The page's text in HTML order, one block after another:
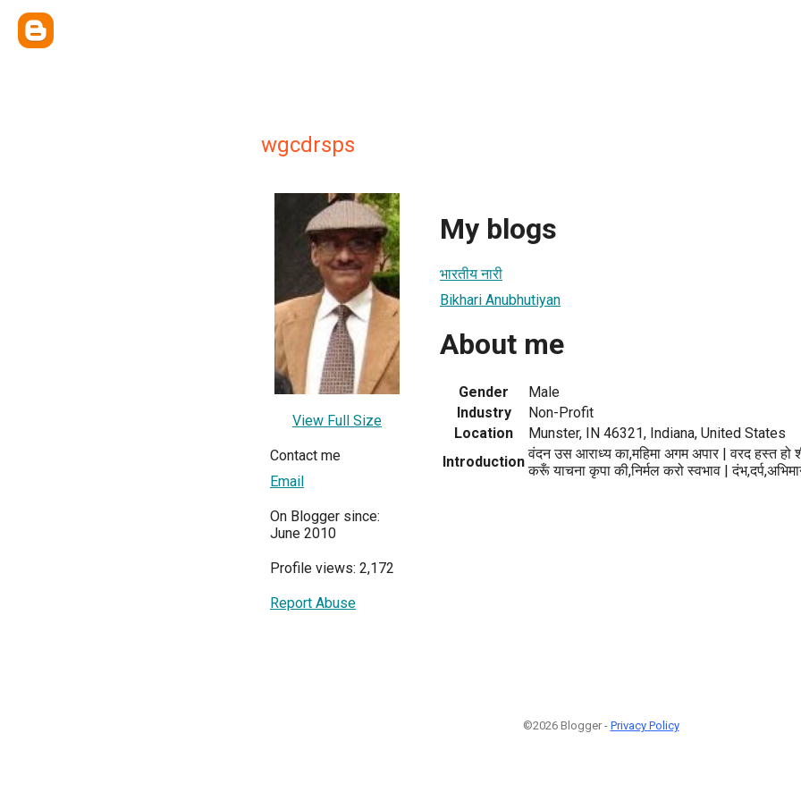
wgcdrsps
View Full Size
Contact me
Email
On Blogger since:
June 2010
Profile views: 2,172
Report Abuse
My blogs
भारतीय नारी
Bikhari Anubhutiyan
About me
Gender
Male
Industry
Non-Profit
Location
Munster, IN 46321, Indiana, United States
Introduction वंदन उस आराध्य का,महिमा अगम अपार | वरद हस्त हो
करूँ याचना कृपा की,निर्मल करो स्वभाव |
©2026 Blogger - Privacy Policy